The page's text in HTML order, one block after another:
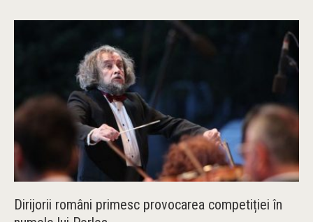
Dirijorii români primesc provocarea competiției în